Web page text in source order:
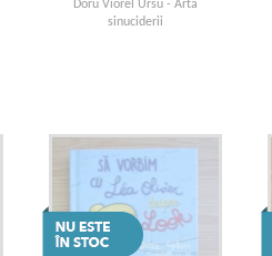
Doru Viorel Ursu - Arta
sinuciderii